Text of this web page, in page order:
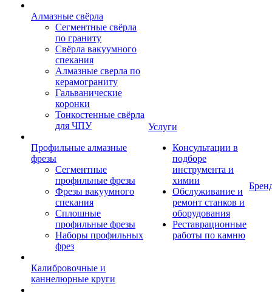
Алмазные свёрла
Сегментные свёрла
по граниту
Свёрла вакуумного
спекания
Алмазные сверла по
керамограниту
Гальванические
коронки
Тонкостенные свёрла
для ЧПУ
Профильные алмазные
фрезы
Сегментные
профильные фрезы
Фрезы вакуумного
спекания
Сплошные
профильные фрезы
Наборы профильных
фрез
Калибровочные и
каннелюрные круги
Услуги
Консультации в
подборе
инструмента и
химии
Обслуживание и
ремонт станков и
оборудования
Реставрационные
работы по камню